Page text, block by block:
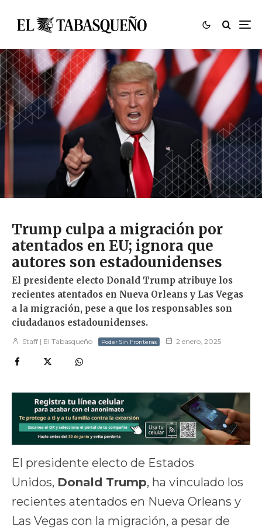
Trump culpa a migración por
atentados en EU; ignora que
autores son estadounidenses
El presidente electo Donald Trump atribuye los
recientes atentados en Nueva Orleans y Las Vegas
a la migración, pese a que los responsables son
ciudadanos estadounidenses.
Staff | El Tabasqueño Poder Sin Fronteras 2 enero, 2025
El presidente electo de Estados
Unidos, Donald Trump, ha vinculado los
recientes atentados en Nueva Orleans y
Las Vegas con la migración, a pesar de